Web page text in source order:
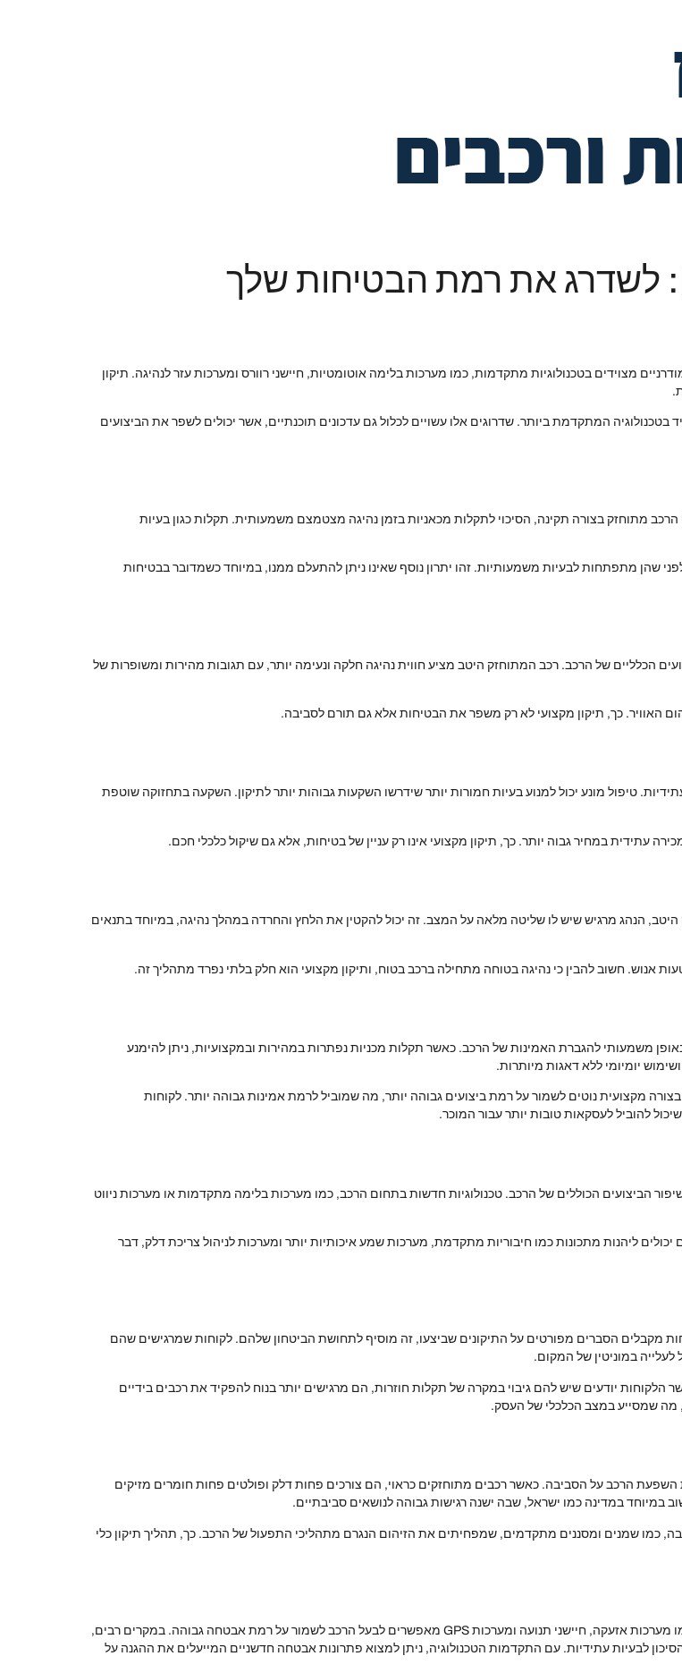
לשדרג את רמת הבטיחות שלך
מצוידים בטכנולוגיות מתקדמות, כמו מערכות בלימה אוטומטיות, חיישני רוורס ומערכות עזר לנהיגה. תיקון
בטכנולוגיה המתקדמת ביותר. שדרוגים אלו עשויים לכלול גם עדכונים תוכנתיים, אשר יכולים לשפר את הביצועים
הרכב מתוחזק בצורה תקינה, הסיכוי לתקלות מכאניות בזמן נהיגה מצטמצם משמעותית. תקלות כגון בעיות
שהן מתפתחות לבעיות משמעותיות. זהו יתרון נוסף שאינו ניתן להתעלם ממנו, במיוחד כשמדובר בבטיחות
הכלליים של הרכב. רכב המתוחזק היטב מציע חווית נהיגה חלקה ונעימה יותר, עם תגובות מהירות ומשופרות של
האוויר. כך, תיקון מקצועי לא רק משפר את הבטיחות אלא גם תורם לסביבה.
טיפול מונע יכול למנוע בעיות חמורות יותר שידרשו השקעות גבוהות יותר לתיקון. השקעה בתחזוקה שוטפת
עתידית במחיר גבוה יותר. כך, תיקון מקצועי אינו רק עניין של בטיחות, אלא גם שיקול כלכלי חכם.
הנהג מרגיש שיש לו שליטה מלאה על המצב. זה יכול להקטין את הלחץ והחרדה במהלך נהיגה, במיוחד בתנאים
אנוש. חשוב להבין כי נהיגה בטוחה מתחילה ברכב בטוח, ותיקון מקצועי הוא חלק בלתי נפרד מתהליך זה.
משמעותי להגברת האמינות של הרכב. כאשר תקלות מכניות נפתרות במהירות ובמקצועיות, ניתן להימנע
יומיומי ללא דאגות מיותרות.
מקצועית נוטים לשמור על רמת ביצועים גבוהה יותר, מה שמוביל לרמת אמינות גבוהה יותר. לקוחות
להוביל לעסקאות טובות יותר עבור המוכר.
הביצועים הכוללים של הרכב. טכנולוגיות חדשות בתחום הרכב, כמו מערכות בלימה מתקדמות או מערכות ניווט
ליהנות מתכונות כמו חיבוריות מתקדמת, מערכות שמע איכותיות יותר ומערכות לניהול צריכת דלק, דבר
מקבלים הסברים מפורטים על התיקונים שביצעו, זה מוסיף לתחושת הביטחון שלהם. לקוחות שמרגישים שהם
במוניטין של המקום.
יודעים שיש להם גיבוי במקרה של תקלות חוזרות, הם מרגישים יותר בנוח להפקיד את רכבים בידיים
מה שמסייע במצב הכלכלי של העסק.
השפעת הרכב על הסביבה. כאשר רכבים מתוחזקים כראוי, הם צורכים פחות דלק ופולטים פחות חומרים מזיקים
במיוחד במדינה כמו ישראל, שבה ישנה רגישות גבוהה לנושאים סביבתיים.
כמו שמנים ומסננים מתקדמים, שמפחיתים את הזיהום הנגרם מתהליכי התפעול של הרכב. כך, תהליך תיקון כלי
תיקון כלי רכב בביטחון מספק יתרון משמעותי בהגנה מפני גניבות. כלים מתקדמים כמו מערכות אזעקה, חיישני תנועה ומערכות GPS מאפשרים לבעל הרכב לשמור על רמת אבטחה גבוהה. במקרים רבים,
לבעיות עתידיות. עם התקדמות הטכנולוגיה, ניתן למצוא פתרונות אבטחה חדשניים המייעלים את ההגנה על